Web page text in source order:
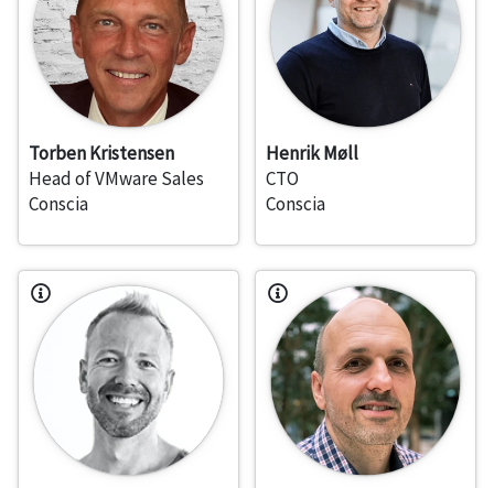
Torben Kristensen
Head of VMware Sales
Conscia
Henrik Møll
CTO
Conscia